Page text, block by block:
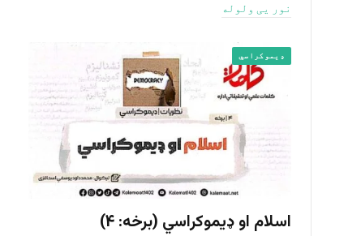
نور یی ولوله
ډیموکراسي
اسلام او ډیموکراسي (برخه: ۴)